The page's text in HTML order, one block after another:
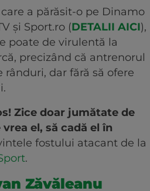
a părăsit-o pe Dinamo
și Sport.ro (DETALII AICI),
poate de virulentă la
precizând că antrenorul
dar fără să ofere
Zice doar jumătate de
el, să cadă el în
fostului atacant de la
.
Zăvăleanu